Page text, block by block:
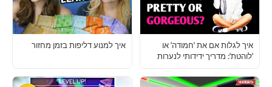
איך לגלות אם את 'חמודה' או
'לוהטת': מדריך ידידותי לנערות
איך למנוע דליפות בזמן מחזור